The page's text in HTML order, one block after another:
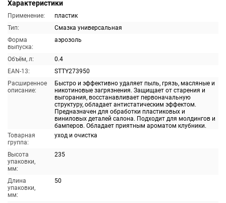
Характеристики
Применение:
пластик
Тип:
Смазка универсальная
Форма
выпуска:
аэрозоль
Объём, л:
0.4
EAN-13:
STTY273950
Расширенное
описание:
Быстро и эффективно удаляет пыль, грязь, масляные и
никотиновые загрязнения. Защищает от старения и
выгорания, восстанавливает первоначальную
структуру, обладает антистатическим эффектом.
Предназначен для обработки пластиковых и
виниловых деталей салона. Подходит для молдингов и
бамперов. Обладает приятным ароматом клубники.
Товарная
группа:
уход и очистка
Высота
упаковки,
мм:
235
Длина
упаковки,
мм:
50